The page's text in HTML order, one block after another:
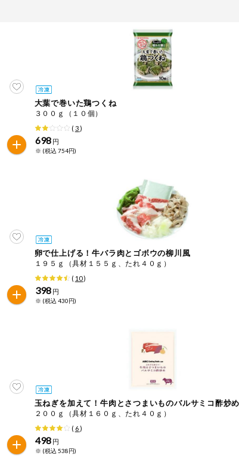
商品を検索できます。
落花生 えび
カシューナッツ
バナナ
は必ず商品パッケージの表示をご確認ください。
った範囲でのお知らせです。
大葉で巻いた鶏つくね
３００ｇ（１０個）
( 3)
698 円
※ (税込 754円)
卵で仕上げる！牛バラ肉とゴボウの柳川風
１９５ｇ（具材１５５ｇ、たれ４０ｇ）
( 10)
398 円
※ (税込 430円)
玉ねぎを加えて！牛肉とさつまいものバルサミコ酢炒め
２００ｇ（具材１６０ｇ、たれ４０ｇ）
( 6)
498 円
※ (税込 538円)